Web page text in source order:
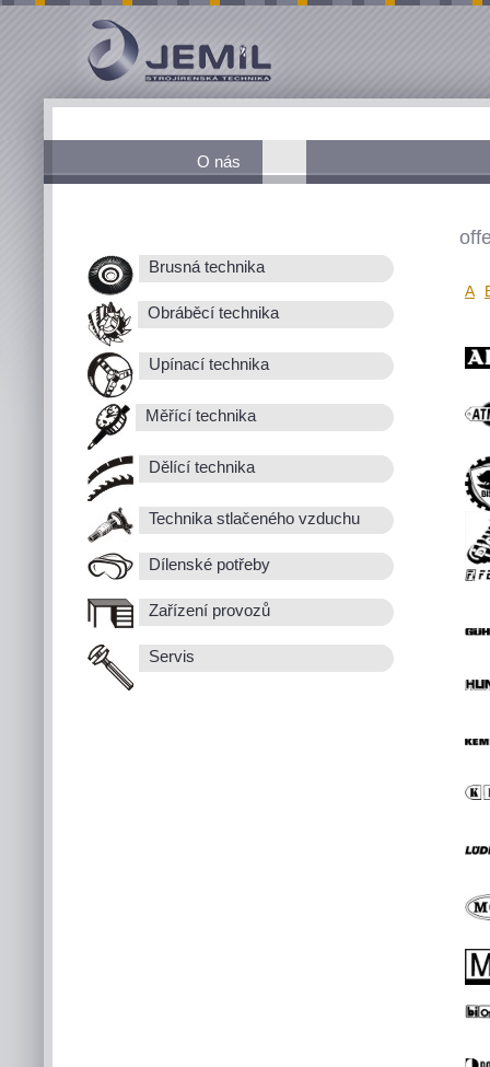
O nás
Brusná technika
Obráběcí technika
Upínací technika
Měřící technika
Dělící technika
Technika stlačeného vzduchu
Dílenské potřeby
Zařízení provozů
Servis
A